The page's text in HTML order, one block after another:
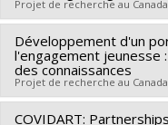
Sources de financement
Québec - Société et
Programmes de
concertée : Prog de
scolaires
Florès-Aranda,Daniel
Salway
Maxime
Sources de financement
santé du Canada
Programmes de
Projet de recherche au Canada
Chercheur principal :
Co-chercheurs :
Geneviève Gariépy,
Sources de financement :
Développement d'un
l'engagement jeunesse
des connaissances
Projet de recherche au Canada
Chercheur principal :
COVIDART: